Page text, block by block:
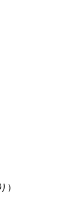
）